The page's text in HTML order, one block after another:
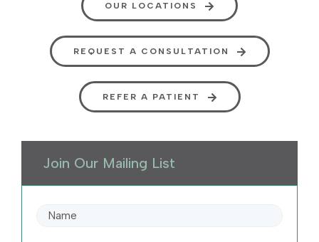
OUR LOCATIONS
REQUEST A CONSULTATION
REFER A PATIENT
Join Our Mailing List